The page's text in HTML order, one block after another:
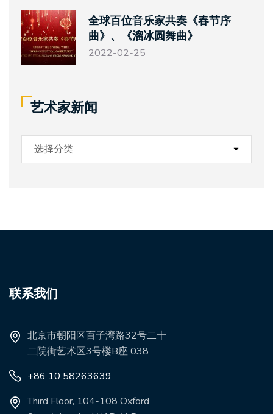
全球百位音乐家共奏《春节序
曲》、《溜冰圆舞曲》
2022-02-25
艺术家新闻
联系我们
北京市朝阳区百子湾路32号二十
二院街艺术区3号楼B座 038
+86 10 58263639
Third Floor, 104-108 Oxford